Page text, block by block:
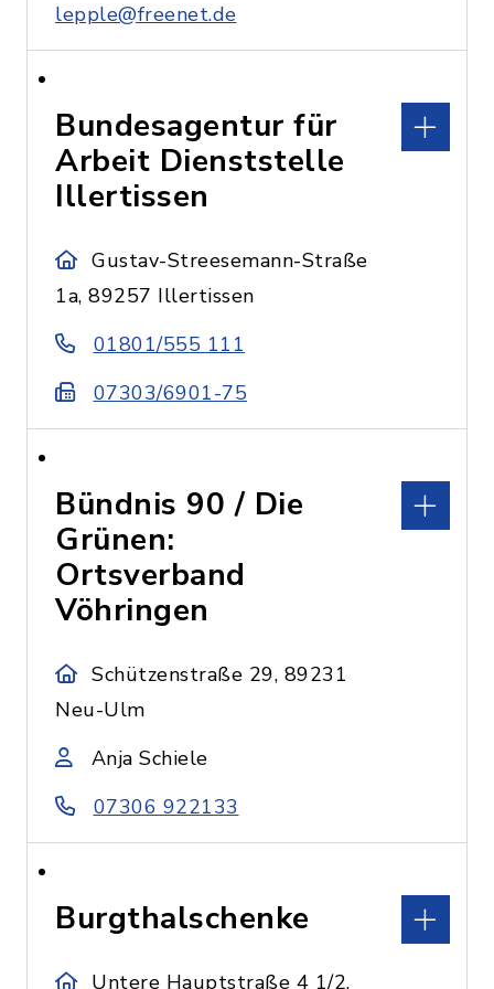
lepple@freenet.de
Bundesagentur für
Arbeit Dienststelle
Illertissen
Gustav-Streesemann-Straße
1a, 89257 Illertissen
01801/555 111
07303/6901-75
Bündnis 90 / Die
Grünen:
Ortsverband
Vöhringen
Schützenstraße 29, 89231
Neu-Ulm
Anja Schiele
07306 922133
Burgthalschenke
Untere Hauptstraße 4 1/2,